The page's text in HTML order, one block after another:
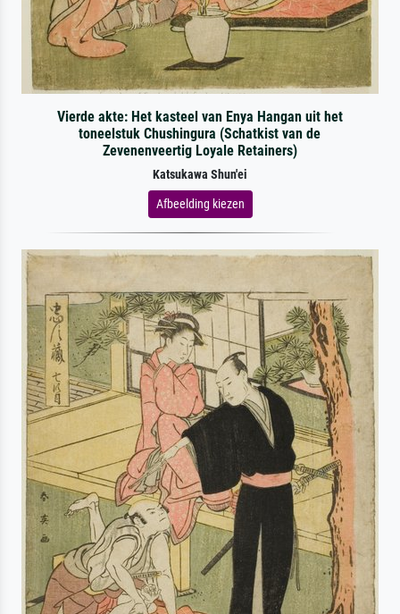
Vierde akte: Het kasteel van Enya Hangan uit het
toneelstuk Chushingura (Schatkist van de
Zevenenveertig Loyale Retainers)
Katsukawa Shun'ei
Afbeelding kiezen